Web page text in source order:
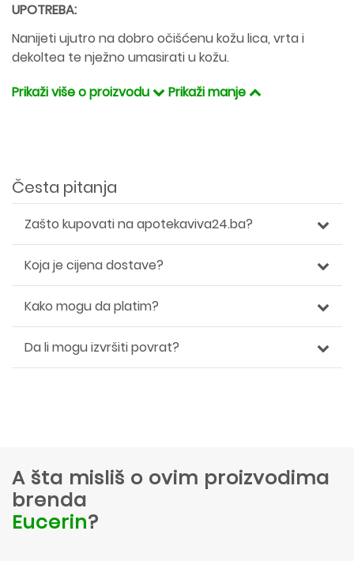
UPOTREBA:
Nanijeti ujutro na dobro očišćenu kožu lica, vrta i
dekoltea te nježno umasirati u kožu.
Prikaži više o proizvodu
Prikaži manje
Česta pitanja
Zašto kupovati na apotekaviva24.ba?
Koja je cijena dostave?
Kako mogu da platim?
Da li mogu izvršiti povrat?
A šta misliš o ovim proizvodima
brenda
Eucerin?